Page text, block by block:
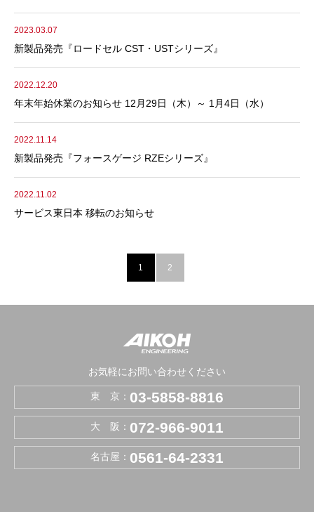
2023.03.07
新製品発売『ロードセル CST・USTシリーズ』
2022.12.20
年末年始休業のお知らせ 12月29日（木）～ 1月4日（水）
2022.11.14
新製品発売『フォースゲージ RZEシリーズ』
2022.11.02
サービス東日本 移転のお知らせ
1 2
お気軽にお問い合わせください
東 京： 03-5858-8816
大 阪： 072-966-9011
名古屋： 0561-64-2331